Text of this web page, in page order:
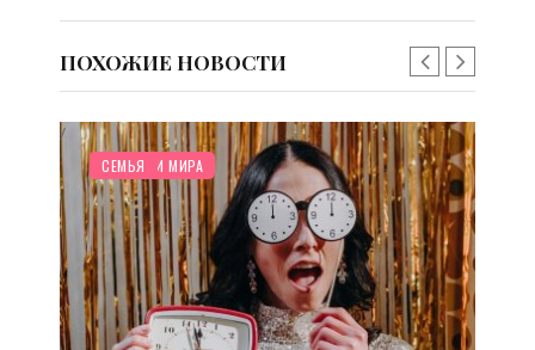
ПОХОЖИЕ НОВОСТИ
НОВОСТИ МИРА
/
СЕМЬЯ